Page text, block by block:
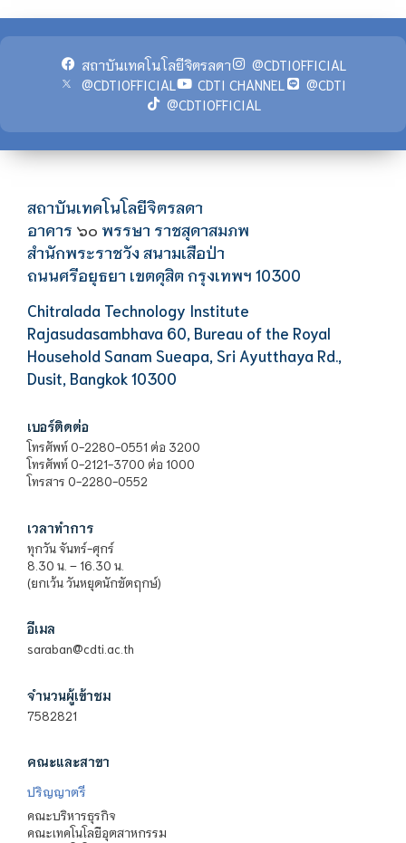
สถาบันเทคโนโลยีจิตรลดา
@CDTIOFFICIAL
@CDTIOFFICIAL
CDTI CHANNEL
@CDTI
@CDTIOFFICIAL
สถาบันเทคโนโลยีจิตรลดา
อาคาร ๖๐ พรรษา ราชสุดาสมภพ
สำนักพระราชวัง สนามเสือป่า
ถนนศรีอยุธยา เขตดุสิต กรุงเทพฯ 10300
Chitralada Technology Institute
Rajasudasambhava 60, Bureau of the Royal
Household Sanam Sueapa, Sri Ayutthaya Rd.,
Dusit, Bangkok 10300
เบอร์ติดต่อ
โทรศัพท์ 0-2280-0551 ต่อ 3200
โทรศัพท์ 0-2121-3700 ต่อ 1000
โทรสาร 0-2280-0552
เวลาทำการ
ทุกวัน จันทร์-ศุกร์
8.30 น. – 16.30 น.
(ยกเว้น วันหยุดนักขัตฤกษ์)
อีเมล
saraban@cdti.ac.th
จำนวนผู้เข้าชม
7582821
คณะและสาขา
ปริญญาตรี
คณะบริหารธุรกิจ
คณะเทคโนโลยีอุตสาหกรรม